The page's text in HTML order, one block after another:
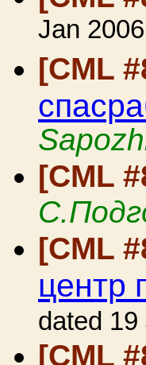
Jan 2006
[CML
[CML
[CML
центр
dated 19
[CML